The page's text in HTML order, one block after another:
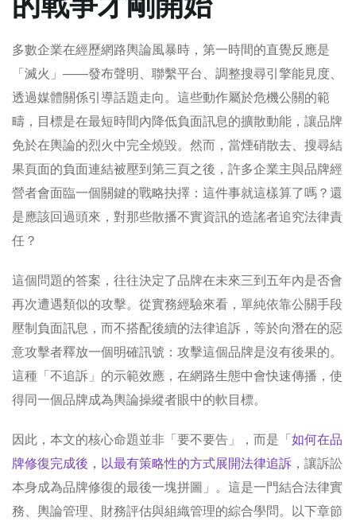
多數企業在經歷網路輿論風暴時，第一時間的直覺反應是
「滅火」——發布聲明、聯繫平台、調整搜尋引擎能見度、
透過媒體關係引導話題走向。這些動作屬於危機公關的範
疇，目標是在最短時間內降低負面訊息的擴散動能，讓品牌
免於在輿論的烈火中完全燒毀。然而，當煙硝散去、搜尋結
果頁面的負面連結被壓到第三頁之後，許多企業主與品牌經
營者會面臨一個關鍵的戰略抉擇：這件事就這樣算了嗎？還
是應該回過頭來，對那些散播不實資訊的造謠者追究法律責
任？
這個問題的答案，往往決定了品牌在未來三到五年內是否會
再次遭遇類似的攻擊。從實務經驗來看，單純依靠公關手段
壓制負面訊息，而不搭配後續的法律追訴，等於向潛在的惡
意攻擊者釋放一個明確訊號：攻擊這個品牌是沒有後果的。
這種「不追訴」的示範效應，在網路生態中會快速傳播，使
得同一個品牌成為輿論操縱者眼中的軟目標。
因此，本文的核心命題並非「要不要告」，而是「如何在品
牌修復完成後，以最有策略性的方式展開法律追訴 ，讓訴訟
本身成為品牌修復的最後一塊拼圖」。這是一門結合法律實
務、輿論管理、財務評估與組織管理的綜合學問。以下章節